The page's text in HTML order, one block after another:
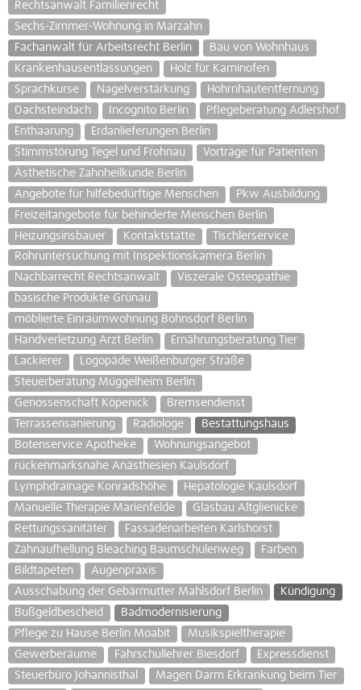
Rechtsanwalt Familienrecht
Sechs-Zimmer-Wohnung in Marzahn
Fachanwalt für Arbeitsrecht Berlin
Bau von Wohnhaus
Krankenhausentlassungen
Holz für Kaminofen
Sprachkurse
Nagelverstärkung
Hohrnhautentfernung
Dachsteindach
Incognito Berlin
Pflegeberatung Adlershof
Enthaarung
Erdanlieferungen Berlin
Stimmstörung Tegel und Frohnau
Vorträge für Patienten
Ästhetische Zahnheilkunde Berlin
Angebote für hilfebedürftige Menschen
Pkw Ausbildung
Freizeitangebote für behinderte Menschen Berlin
Heizungsinsbauer
Kontaktstätte
Tischlerservice
Rohruntersuchung mit Inspektionskamera Berlin
Nachbarrecht Rechtsanwalt
Viszerale Osteopathie
basische Produkte Grünau
möblierte Einraumwohnung Bohnsdorf Berlin
Handverletzung Arzt Berlin
Ernährungsberatung Tier
Lackierer
Logopäde Weißenburger Straße
Steuerberatung Müggelheim Berlin
Genossenschaft Köpenick
Bremsendienst
Terrassensanierung
Radiologe
Bestattungshaus
Botenservice Apotheke
Wohnungsangebot
rückenmarksnahe Anästhesien Kaulsdorf
Lymphdrainage Konradshöhe
Hepatologie Kaulsdorf
Manuelle Therapie Marienfelde
Glasbau Altglienicke
Rettungssanitäter
Fassadenarbeiten Karlshorst
Zahnaufhellung Bleaching Baumschulenweg
Farben
Bildtapeten
Augenpraxis
Ausschabung der Gebärmutter Mahlsdorf Berlin
Kündigung
Bußgeldbescheid
Badmodernisierung
Pflege zu Hause Berlin Moabit
Musikspieltherapie
Gewerberäume
Fahrschullehrer Biesdorf
Expressdienst
Steuerbüro Johannisthal
Magen Darm Erkrankung beim Tier